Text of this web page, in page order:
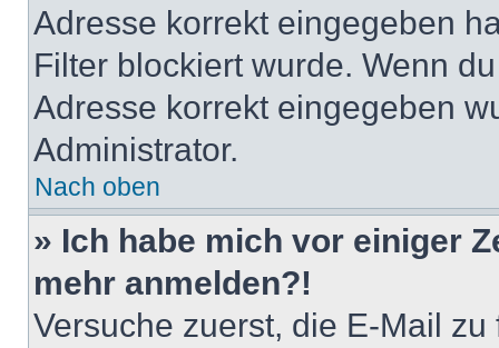
Adresse korrekt eingegeben
Filter blockiert wurde. Wenn
Adresse korrekt eingegeben
Administrator.
Nach oben
» Ich habe mich vor einiger
mehr anmelden?!
Versuche zuerst, die E-Mail